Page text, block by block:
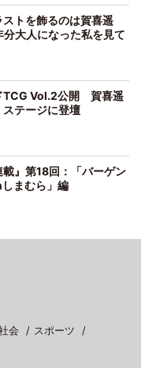
トを飾るのは賀喜遥
大人になった私を見て
TCG Vol.2公開 賀喜遥
テージに登壇
』第18回：「バーゲン
まむら」編
会
スポーツ